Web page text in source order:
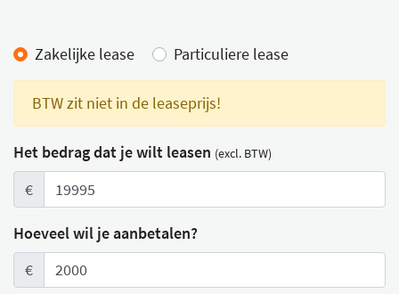
Lease calculator
Zakelijke lease Particuliere lease
BTW zit niet in de leaseprijs!
Het bedrag dat je wilt leasen (excl. BTW)
€
Hoeveel wil je aanbetalen?
€